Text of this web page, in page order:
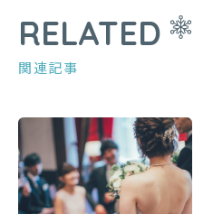
RELATED
関連記事